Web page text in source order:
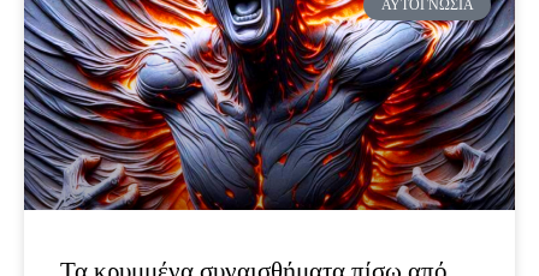
ΑΥΤΟΓΝΩΣΊΑ